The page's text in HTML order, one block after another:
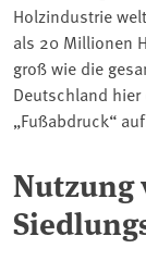
Holzindustrie
als 20 Millionen
groß wie die
Deutschland
„Fußabdruck“
Nutzung